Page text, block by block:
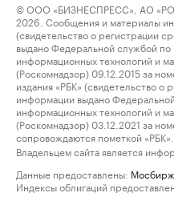
© ООО «БИЗНЕСПРЕСС», АО
2026. Сообщения и материалы
(свидетельство о регистрации
выдано Федеральной службой по
информационных технологий и
(Роскомнадзор) 09.12.2015 за
издания «РБК» (свидетельство о
информации выдано
информационных технологий и
(Роскомнадзор) 03.12.2021 за
сопровождаются пометкой «РБК».
Владельцем сайта является
Данные предоставлены:
Индексы облигаций